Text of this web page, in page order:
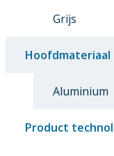
Grijs
Hoofdmateriaal
Aluminium
Product